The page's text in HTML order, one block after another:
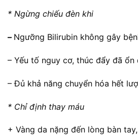
* Ngừng chiếu đèn khi
– Ngưỡng Bilirubin không gây
– Yếu tố nguy cơ, thúc đẩy đã ổn
– Đủ khả năng chuyển hóa hết
* Chỉ định thay máu
+ Vàng da nặng đến lòng bàn